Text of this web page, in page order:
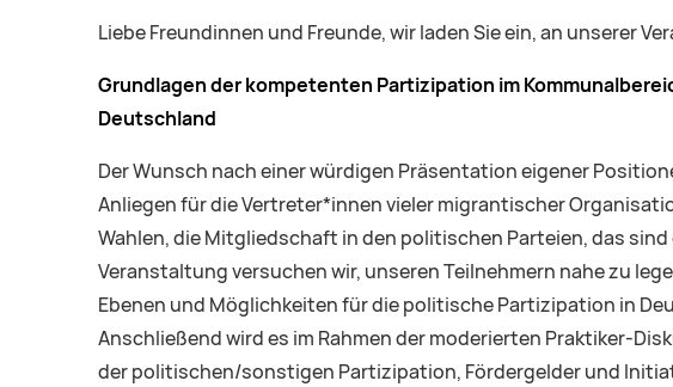
Liebe Freundinnen und Freunde, wir laden Sie ein, an unserer
Grundlagen der kompetenten Partizipation im
Deutschland
Der Wunsch nach einer würdigen Präsentation eigener
Anliegen für die Vertreter*innen vieler migrantischer
Wahlen, die Mitgliedschaft in den politischen Parteien, das
Veranstaltung versuchen wir, unseren Teilnehmern nahe zu
Ebenen und Möglichkeiten für die politische Partizipation in
Anschließend wird es im Rahmen der moderierten Praktiker-
der politischen/sonstigen Partizipation, Fördergelder und